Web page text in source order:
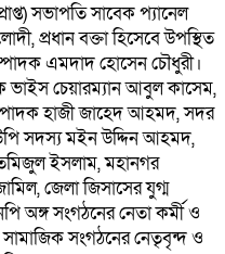
সভাপতি সাবেক প্যানেল
প্রধান বক্তা হিসেবে উপস্থিত
এমদাদ হোসেন চৌধুরী।
চেয়ারম্যান আবুল কাসেম,
হাজী জাহেদ আহমদ, সদর
সদস্য মইন উদ্দিন আহমদ,
ইসলাম, মহানগর
জেলা জিসাসের যুগ্ম
অঙ্গ সংগঠনের নেতা কর্মী ও
সামাজিক সংগঠনের নেতৃবৃন্দ ও